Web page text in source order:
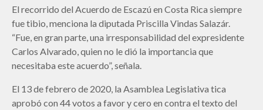
El recorrido del Acuerdo de Escazú en Costa Rica siempre
fue tibio, menciona la diputada Priscilla Vindas Salazár.
“Fue, en gran parte, una irresponsabilidad del expresidente
Carlos Alvarado, quien no le dió la importancia que
necesitaba este acuerdo”, señala.
El 13 de febrero de 2020, la Asamblea Legislativa tica
aprobó con 44 votos a favor y cero en contra el texto del